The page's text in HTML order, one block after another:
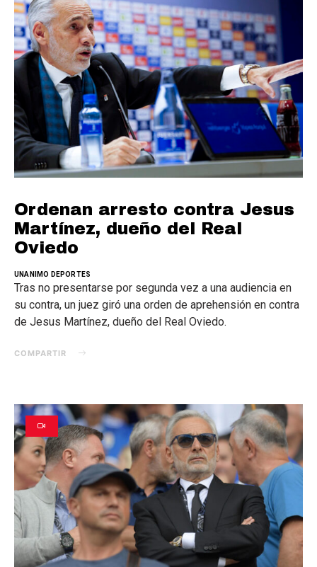
Ordenan arresto contra Jesus
Martínez, dueño del Real
Oviedo
UNANIMO DEPORTES
Tras no presentarse por segunda vez a una audiencia en
su contra, un juez giró una orden de aprehensión en contra
de Jesus Martínez, dueño del Real Oviedo.
COMPARTIR